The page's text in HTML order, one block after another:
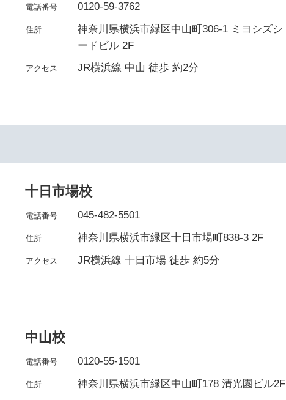
0120-59-3762
神奈川県横浜市緑区中山町306-1 ミヨシズシ
ードビル 2F
JR横浜線 中山 徒歩 約2分
十日市場校
045-482-5501
神奈川県横浜市緑区十日市場町838-3 2F
JR横浜線 十日市場 徒歩 約5分
中山校
0120-55-1501
神奈川県横浜市緑区中山町178 清光園ビル2F